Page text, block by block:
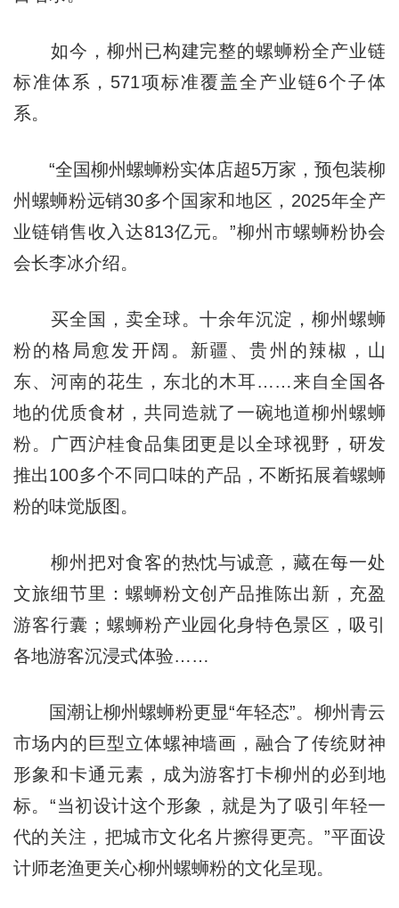
如今，柳州已构建完整的螺蛳粉全产业链
标准体系，571项标准覆盖全产业链6个子体
系。
“全国柳州螺蛳粉实体店超5万家，预包装柳
州螺蛳粉远销30多个国家和地区，2025年全产
业链销售收入达813亿元。”柳州市螺蛳粉协会
会长李冰介绍。
买全国，卖全球。十余年沉淀，柳州螺蛳
粉的格局愈发开阔。新疆、贵州的辣椒，山
东、河南的花生，东北的木耳……来自全国各
地的优质食材，共同造就了一碗地道柳州螺蛳
粉。广西沪桂食品集团更是以全球视野，研发
推出100多个不同口味的产品，不断拓展着螺蛳
粉的味觉版图。
柳州把对食客的热忱与诚意，藏在每一处
文旅细节里：螺蛳粉文创产品推陈出新，充盈
游客行囊；螺蛳粉产业园化身特色景区，吸引
各地游客沉浸式体验……
国潮让柳州螺蛳粉更显“年轻态”。柳州青云
市场内的巨型立体螺神墙画，融合了传统财神
形象和卡通元素，成为游客打卡柳州的必到地
标。“当初设计这个形象，就是为了吸引年轻一
代的关注，把城市文化名片擦得更亮。”平面设
计师老渔更关心柳州螺蛳粉的文化呈现。